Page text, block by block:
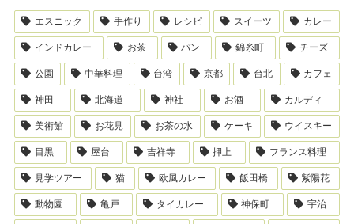
エスニック 手作り レシピ スイーツ カレー
インドカレー お茶 パン 錦糸町 チーズ
公園 中華料理 台湾 京都 台北 カフェ
神田 北海道 神社 お酒 カルディ
美術館 お花見 お茶の水 ケーキ ウイスキー
目黒 屋台 吉祥寺 押上 フランス料理
見学ツアー 猫 欧風カレー 飯田橋 紫陽花
動物園 亀戸 タイカレー 神保町 宇治